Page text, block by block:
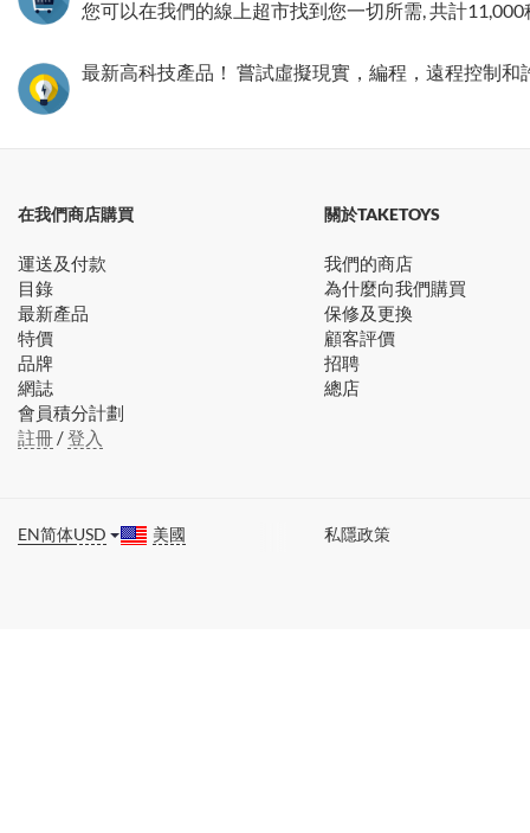
您可以在我們的線上超市找到您一切所需, 共計11,000
最新高科技產品！ 嘗試虛擬現實，編程，遠程控制
在我們商店購買
運送及付款
目錄
最新產品
特價
品牌
網誌
會員積分計劃
註冊/登入
關於TAKETOYS
我們的商店
為什麼向我們購買
保修及更換
顧客評價
招聘
總店
EN简体USD 美國 私隱政策